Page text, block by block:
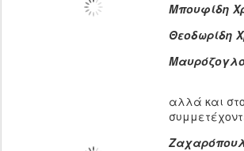
Μπουφίδη
Θεοδωρίδη
αλλά και